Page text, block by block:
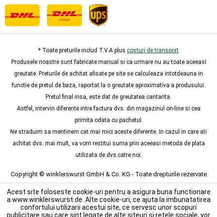
* Toate preturile includ T.V.A plus costuri de transport
Produsele noastre sunt fabricate manual si ca urmare nu au toate aceeasi
greutate. Preturile de achitat afisate pe site se calculeaza intotdeauna in
functie de pretul de baza, raportat la o greutate aproximativa a produsului.
Pretul final insa, este dat de greutatea cantarita.
Astfel, intervin diferente intre factura dvs. din magazinul on-line si cea
primita odata cu pachetul.
Ne straduim sa mentinem cat mai mici aceste diferente. In cazul in care ati
achitat dvs. mai mult, va vom restitui suma prin aceeasi metoda de plata
utilizata de dvs.catre noi.
Copyright © winklerswurst GmbH & Co. KG - Toate drepturile rezervate
Acest site foloseste cookie-uri pentru a asigura buna functionare
a www.winklerswurst.de. Alte cookie-uri, ce ajuta la imbunatatirea
confortului utilizarii acestui site, ce servesc unor scopuri
publicitare sau care sint legate de alte siteuri si retele sociale, vor